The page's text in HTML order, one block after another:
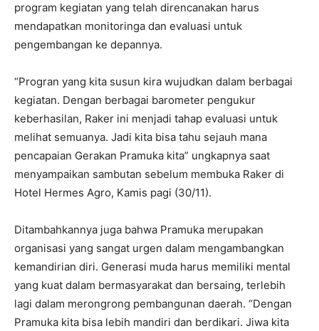
program kegiatan yang telah direncanakan harus
mendapatkan monitoringa dan evaluasi untuk
pengembangan ke depannya.
“Progran yang kita susun kira wujudkan dalam berbagai
kegiatan. Dengan berbagai barometer pengukur
keberhasilan, Raker ini menjadi tahap evaluasi untuk
melihat semuanya. Jadi kita bisa tahu sejauh mana
pencapaian Gerakan Pramuka kita” ungkapnya saat
menyampaikan sambutan sebelum membuka Raker di
Hotel Hermes Agro, Kamis pagi (30/11).
Ditambahkannya juga bahwa Pramuka merupakan
organisasi yang sangat urgen dalam mengambangkan
kemandirian diri. Generasi muda harus memiliki mental
yang kuat dalam bermasyarakat dan bersaing, terlebih
lagi dalam merongrong pembangunan daerah. “Dengan
Pramuka kita bisa lebih mandiri dan berdikari. Jiwa kita